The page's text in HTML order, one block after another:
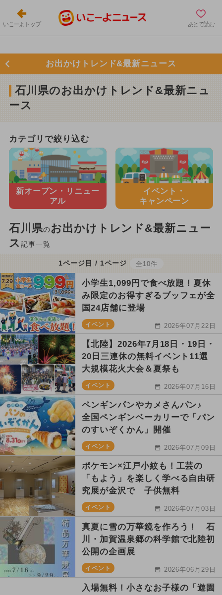
いこーよトップ あとで読む
お出かけトレンド&最新ニュース
石川県のお出かけトレンド&最新ニュ
ース
カテゴリで絞り込む
新オープン・ リニュー
アル
イベント・
キャンペーン
石川県のお出かけトレンド&最新ニュー
ス 記事一覧
1ページ目 / 1ページ 全10件
小学生1,099円で食べ放題！夏休
み限定のお得すぎるブッフェが全
国24店舗に登場
イベント 2026年07月22日
【北陸】2026年7月18日・19日・
20日三連休の無料イベント11選
大規模花火大会＆夏祭も
イベント 2026年07月16日
ペンギンパンやカメさんパン♪
全国ペンギンベーカリーで「パン
のすいぞくかん」開催
イベント 2026年07月09日
ポケモン×江戸小紋も！工芸の
「もよう」を楽しく学べる自由研
究展が金沢で 子供無料
イベント 2026年07月03日
真夏に雪の万華鏡を作ろう！ 石
川・加賀温泉郷の科学館で北陸初
公開の企画展
イベント 2026年06月29日
入場無料！小さなお子様の「遊園